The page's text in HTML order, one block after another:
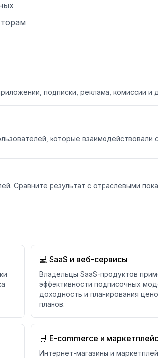
подписки, реклама, комиссии и
которые
Сравните результат с отраслевыми
💻 SaaS и веб-сервисы
Владельцы SaaS-продуктов
эффективности подписочных
доходность и планирования
планов.
🛒 E-commerce и
Интернет-магазины и